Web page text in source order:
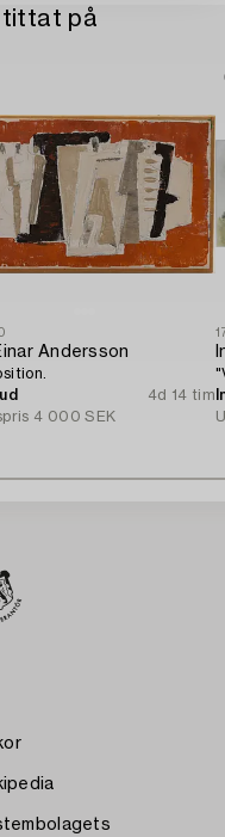
tittat på
Andersson
4d 14 tim
4 000 SEK